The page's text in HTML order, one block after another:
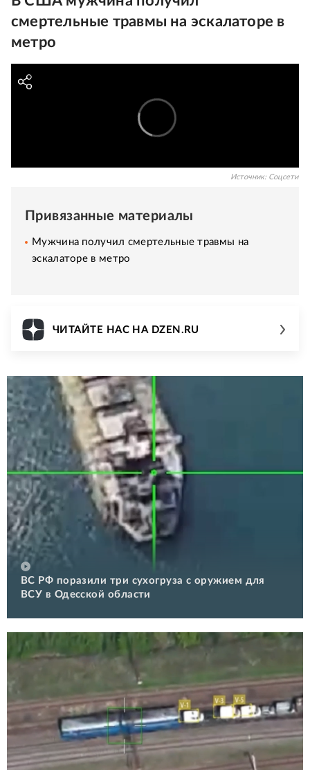
смертельные травмы на эскалаторе в
метро
Источник: Соцсети
Привязанные материалы
Мужчина получил смертельные травмы на
эскалаторе в метро
ЧИТАЙТЕ НАС НА DZEN.RU
ВС РФ поразили три сухогруза с оружием для
ВСУ в Одесской области